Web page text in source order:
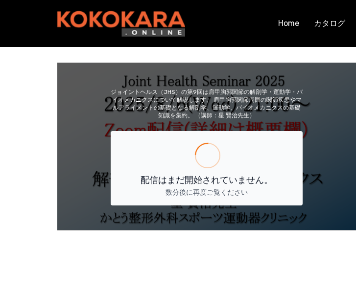
Home カタログ
ジョイントヘルス（JHS）の第9回は肩甲胸郭関節の解剖学・運動学・バ
イオメカニクスについて解説します。 肩甲胸郭関節周囲の関節疾患やマ
ルアライメントの基礎となる解剖学、運動学、バイオメカニクスの基礎
知識を集約。 （講師：星 賢治先生）
配信はまだ開始されていません。
数分後に再度ご覧ください